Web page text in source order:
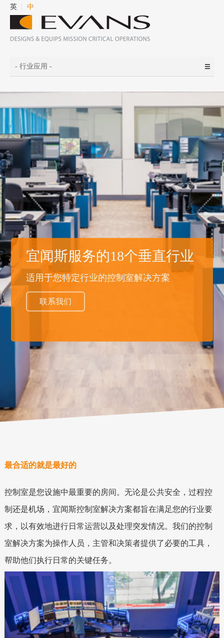
英 中
- 行业应用 -
宜闻斯服务的18个垂直行业
适用于您特定行业的控制室解决方案
联系我们
最合适的就是最好的
控制室是您设施中最重要的房间。无论是公共安全，过程控
制还是机场，宜闻斯控制室解决方案都旨在满足您的行业要
求，以有效地进行日常运营以及处理突发情况。我们的控制
室解决方案为操作人员，主管和决策者提供了必要的工具，
帮助他们执行日常的关键任务。